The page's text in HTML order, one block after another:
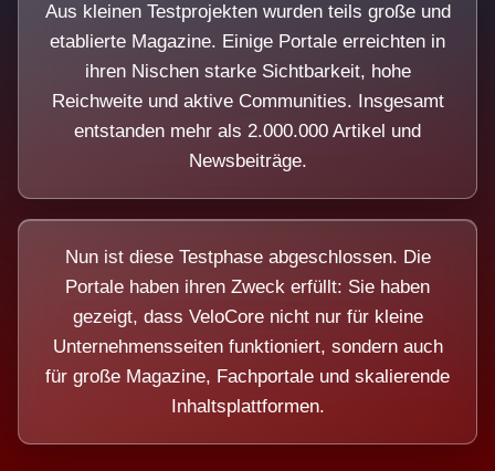
Aus kleinen Testprojekten wurden teils große und
etablierte Magazine. Einige Portale erreichten in
ihren Nischen starke Sichtbarkeit, hohe
Reichweite und aktive Communities. Insgesamt
entstanden mehr als 2.000.000 Artikel und
Newsbeiträge.
Nun ist diese Testphase abgeschlossen. Die
Portale haben ihren Zweck erfüllt: Sie haben
gezeigt, dass VeloCore nicht nur für kleine
Unternehmensseiten funktioniert, sondern auch
für große Magazine, Fachportale und skalierende
Inhaltsplattformen.